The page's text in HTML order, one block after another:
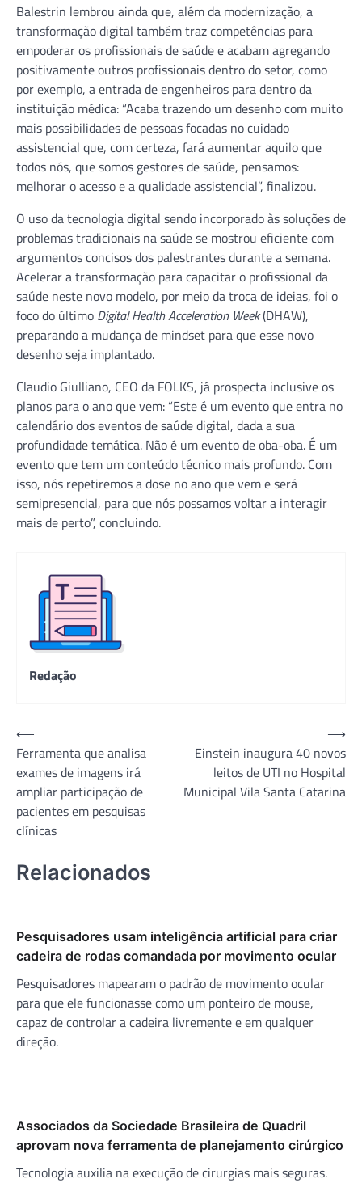
Balestrin lembrou ainda que, além da modernização, a
transformação digital também traz competências para
empoderar os profissionais de saúde e acabam agregando
positivamente outros profissionais dentro do setor, como
por exemplo, a entrada de engenheiros para dentro da
instituição médica: “Acaba trazendo um desenho com muito
mais possibilidades de pessoas focadas no cuidado
assistencial que, com certeza, fará aumentar aquilo que
todos nós, que somos gestores de saúde, pensamos:
melhorar o acesso e a qualidade assistencial”, finalizou.
O uso da tecnologia digital sendo incorporado às soluções de
problemas tradicionais na saúde se mostrou eficiente com
argumentos concisos dos palestrantes durante a semana.
Acelerar a transformação para capacitar o profissional da
saúde neste novo modelo, por meio da troca de ideias, foi o
foco do último Digital Health Acceleration Week(DHAW),
preparando a mudança de mindset para que esse novo
desenho seja implantado.
Claudio Giulliano, CEO da FOLKS, já prospecta inclusive os
planos para o ano que vem: “Este é um evento que entra no
calendário dos eventos de saúde digital, dada a sua
profundidade temática. Não é um evento de oba-oba. É um
evento que tem um conteúdo técnico mais profundo. Com
isso, nós repetiremos a dose no ano que vem e será
semipresencial, para que nós possamos voltar a interagir
mais de perto”, concluindo.
Redação
Navegação
de
Post
⟵
Ferramenta que analisa
exames de imagens irá
ampliar participação de
pacientes em pesquisas
clínicas
Einstein inaugura 40 novos
leitos de UTI no Hospital
Municipal Vila Santa Catarina
⟶
Relacionados
Pesquisadores usam inteligência artificial para criar
cadeira de rodas comandada por movimento ocular
Pesquisadores mapearam o padrão de movimento ocular
para que ele funcionasse como um ponteiro de mouse,
capaz de controlar a cadeira livremente e em qualquer
direção.
Associados da Sociedade Brasileira de Quadril
aprovam nova ferramenta de planejamento cirúrgico
Tecnologia auxilia na execução de cirurgias mais seguras.